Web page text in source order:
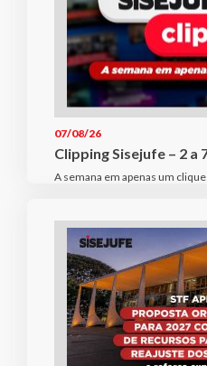
07/08/26
Clipping Sisejufe – 2 a
A semana em apenas um